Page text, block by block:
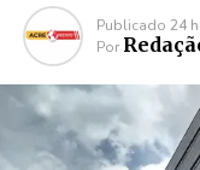
Publicado 24
Por